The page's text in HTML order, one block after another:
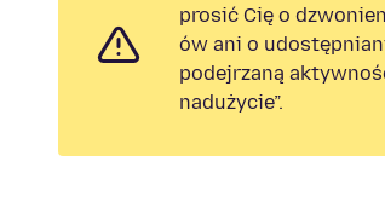
prosić Cię o
ów ani o
podejrzaną
nadużycie”.